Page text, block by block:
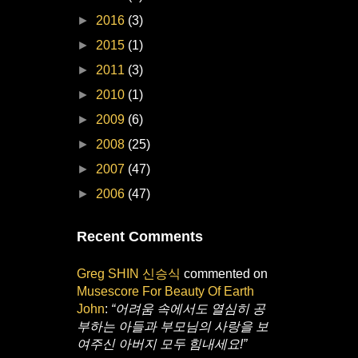
► 2016 (3)
► 2015 (1)
► 2011 (3)
► 2010 (1)
► 2009 (6)
► 2008 (25)
► 2007 (47)
► 2006 (47)
Recent Comments
Greg SHIN 신승식 commented on
Musescore For Beauty Of Earth
John: “어려움 속에서도 열심히 공
부하는 아들과 부모님의 사랑을 보
여주신 아버지 모두 힘내세요!”